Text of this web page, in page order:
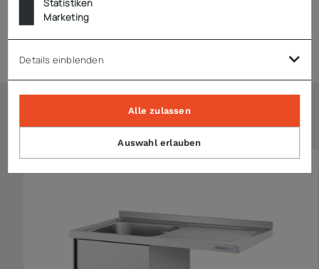
Zubehör
Ähnliche Artikel
Statistiken
Marketing
Details einblenden
Auswahl erlauben
Alle zulassen